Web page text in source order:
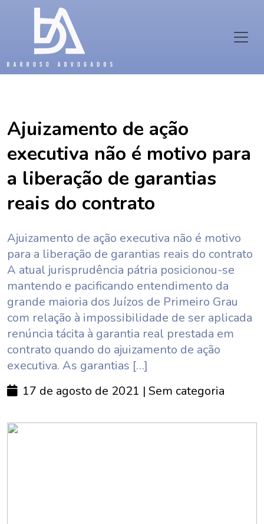
Ajuizamento de ação
executiva não é motivo para
a liberação de garantias
reais do contrato
Ajuizamento de ação executiva não é motivo
para a liberação de garantias reais do contrato
A atual jurisprudência pátria posicionou-se
mantendo e pacificando entendimento da
grande maioria dos Juízos de Primeiro Grau
com relação à impossibilidade de ser aplicada
renúncia tácita à garantia real prestada em
contrato quando do ajuizamento de ação
executiva. As garantias […]
17 de agosto de 2021 | Sem categoria